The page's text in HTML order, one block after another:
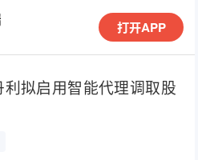
打开APP
拟启用智能代理调取股